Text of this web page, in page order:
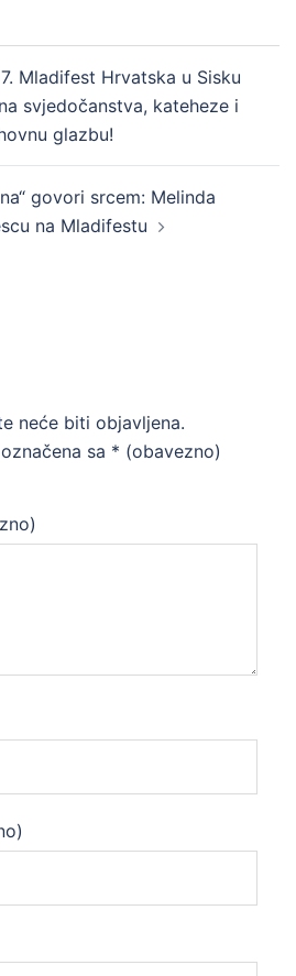
Mladifest Hrvatska u Sisku
svjedočanstva, kateheze i
glazbu!
govori srcem: Melinda
na Mladifestu
neće biti objavljena.
sa * (obavezno)